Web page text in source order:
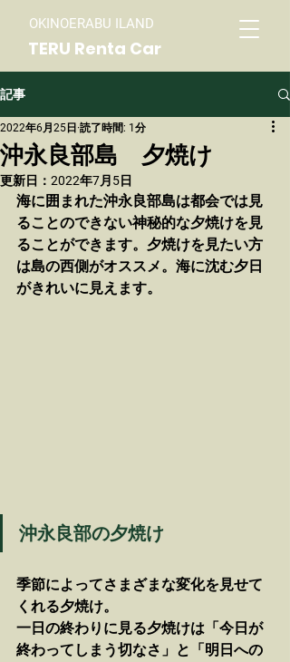
OKINOERABU ILAND
TERU Renta Car
記事
沖永良部島 夕焼け
2022年6月25日 読了時間: 1分
更新日： 2022年7月5日
海に囲まれた沖永良部島は都会では見
ることのできない神秘的な夕焼けを見
ることができます。夕焼けを見たい方
は島の西側がオススメ。海に沈む夕日
がきれいに見えます。
沖永良部の夕焼け
季節によってさまざまな変化を見せて
くれる夕焼け。
一日の終わりに見る夕焼けは「今日が
終わってしまう切なさ」と「明日への